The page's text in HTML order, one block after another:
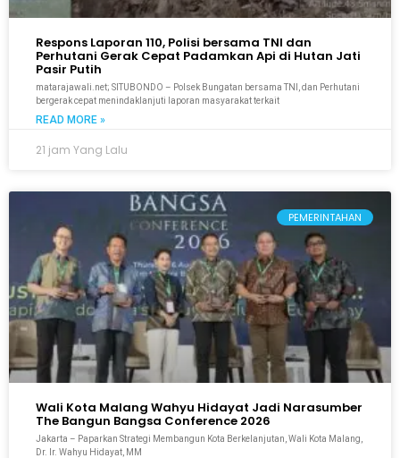
Respons Laporan 110, Polisi bersama TNI dan
Perhutani Gerak Cepat Padamkan Api di Hutan Jati
Pasir Putih
matarajawali.net; SITUBONDO – Polsek Bungatan bersama TNI, dan Perhutani
bergerak cepat menindaklanjuti laporan masyarakat terkait
READ MORE »
21 jam Yang Lalu
PEMERINTAHAN
Wali Kota Malang Wahyu Hidayat Jadi Narasumber
The Bangun Bangsa Conference 2026
Jakarta – Paparkan Strategi Membangun Kota Berkelanjutan, Wali Kota Malang,
Dr. Ir. Wahyu Hidayat, MM